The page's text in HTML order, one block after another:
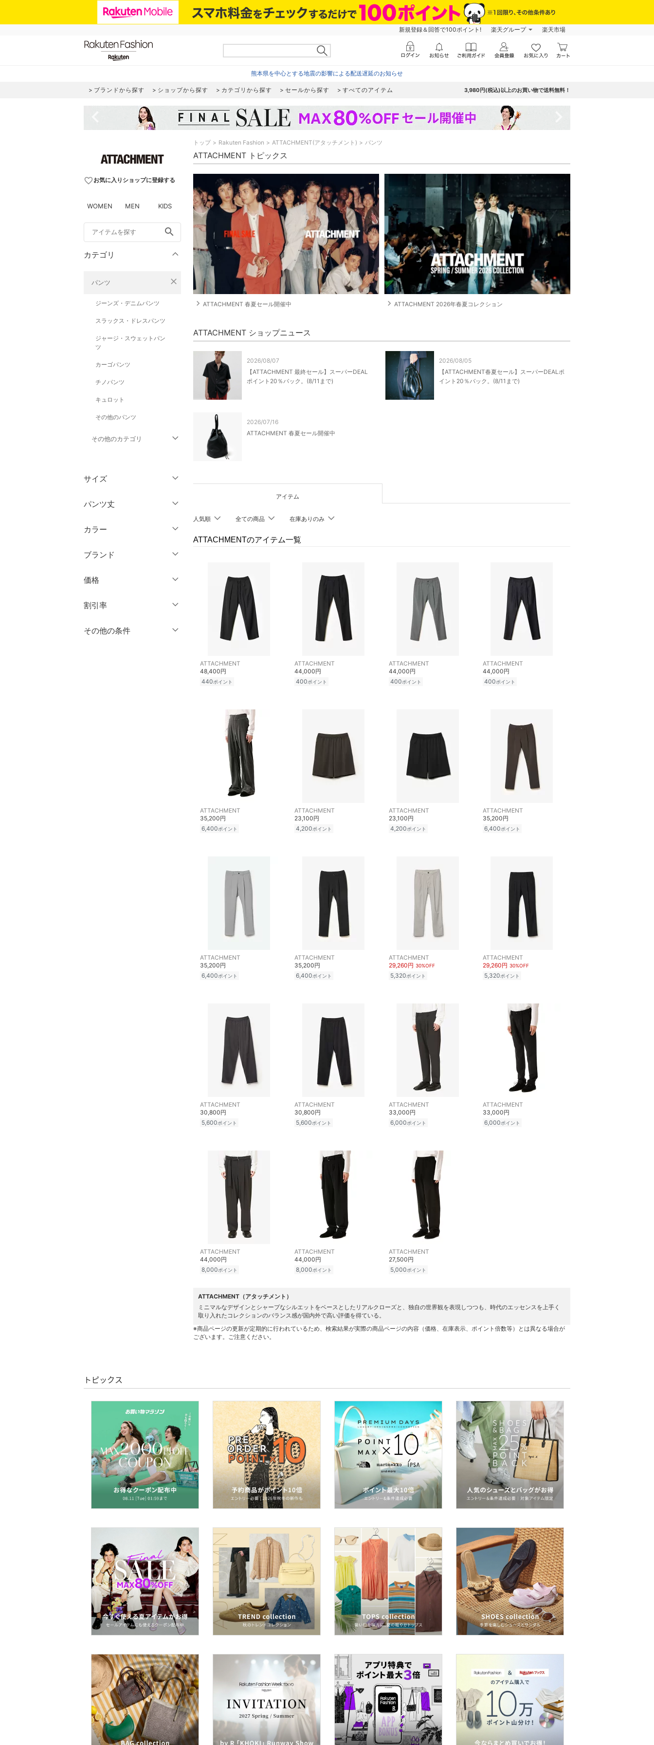
新規登録＆回答で100ポイント! 楽天グループ 楽天市場
熊本県を中心とする地震の影響による配送遅延のお知らせ
ブランドから探す ショップから探す カテゴリから探す セールから探す すべてのアイテム 3,980円(税込)以上のお買い物で送料無料！
favorite_borderお気に入りショップに登録する
WOMEN MEN KIDS
search
カテゴリ
パンツ close
ジーンズ・デニムパンツ
スラックス・ドレスパンツ
ジャージ・スウェットパン
ツ
カーゴパンツ
チノパンツ
キュロット
その他のパンツ
その他のカテゴリ
ジャケット・アウター
ワンピース・ドレス
スカート
オールインワン・オーバ
バッグ
シューズ・靴
インナー・ルームウェア
サイズ
ウェア（S/M/L）
M
XL
パンツ丈
～ 3分丈
5分丈・ハーフ
10分丈
12分丈 ～
クリア 絞り込み
カラー
クリア
ブランド
価格
絞り込み
割引率
％OFF～ ％OFF
その他の条件
トップ Rakuten Fashion ATTACHMENT(アタッチメント) パンツ
ATTACHMENT トピックス
navigate_next ATTACHMENT 春夏セール開催中 navigate_next ATTACHMENT 2026年春夏コレクション
ATTACHMENT ショップニュース
2026/08/07
【ATTACHMENT 最終セール】スーパーDEAL
ポイント20％バック。(8/11まで)
2026/08/05
【ATTACHMENT春夏セール】スーパーDEALポ
イント20％バック。(8/11まで)
2026/07/16
ATTACHMENT 春夏セール開催中
アイテム
人気順 全ての商品 在庫ありのみ
ATTACHMENTのアイテム一覧
ATTACHMENT
48,400円
440ポイント
ATTACHMENT
44,000円
400ポイント
ATTACHMENT
44,000円
400ポイント
ATTACHMENT
44,000円
400ポイント
ATTACHMENT
35,200円
6,400ポイント
ATTACHMENT
23,100円
4,200ポイント
ATTACHMENT
23,100円
4,200ポイント
ATTACHMENT
35,200円
6,400ポイント
ATTACHMENT
35,200円
6,400ポイント
ATTACHMENT
35,200円
6,400ポイント
ATTACHMENT
29,260円 30%OFF
5,320ポイント
ATTACHMENT
29,260円 30%OFF
5,320ポイント
ATTACHMENT
30,800円
5,600ポイント
ATTACHMENT
30,800円
5,600ポイント
ATTACHMENT
33,000円
6,000ポイント
ATTACHMENT
33,000円
6,000ポイント
ATTACHMENT
44,000円
8,000ポイント
ATTACHMENT
44,000円
8,000ポイント
ATTACHMENT
27,500円
5,000ポイント
ATTACHMENT（アタッチメント）
ミニマルなデザインとシャープなシルエットをベースとしたリアルクローズと、独自の世界観を表現しつつも、時代のエッセンスを上手く
取り入れたコレクションのバランス感が国内外で高い評価を得ている。
※商品ページの更新が定期的に行われているため、検索結果が実際の商品ページの内容（価格、在庫表示、ポイント倍数等）とは異なる場合が
ございます。ご注意ください。
トピックス